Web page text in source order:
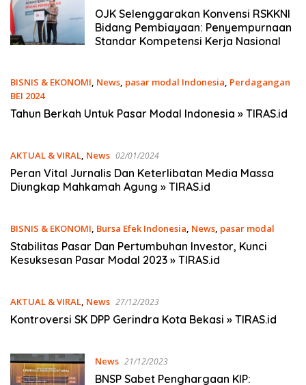
OJK Selenggarakan Konvensi RSKKNI
Bidang Pembiayaan: Penyempurnaan
Standar Kompetensi Kerja Nasional
BISNIS & EKONOMI, News, pasar modal Indonesia, Perdagangan
BEI 2024
02/01/2024
Tahun Berkah Untuk Pasar Modal Indonesia » TIRAS.id
AKTUAL & VIRAL, News 02/01/2024
Peran Vital Jurnalis Dan Keterlibatan Media Massa
Diungkap Mahkamah Agung » TIRAS.id
BISNIS & EKONOMI, Bursa Efek Indonesia, News, pasar modal
30/12/2023
Stabilitas Pasar Dan Pertumbuhan Investor, Kunci
Kesuksesan Pasar Modal 2023 » TIRAS.id
AKTUAL & VIRAL, News 27/12/2023
Kontroversi SK DPP Gerindra Kota Bekasi » TIRAS.id
News 21/12/2023
BNSP Sabet Penghargaan KIP: